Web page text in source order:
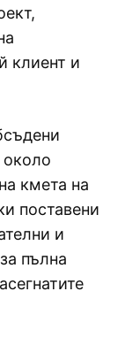
клиент и
около
кмета на
поставени
и
пълна